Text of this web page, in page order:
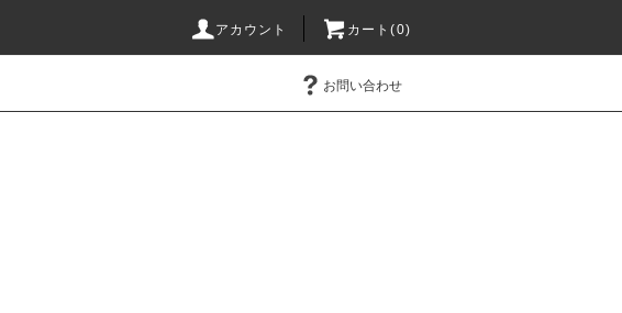
アカウント カート(0)
お問い合わせ